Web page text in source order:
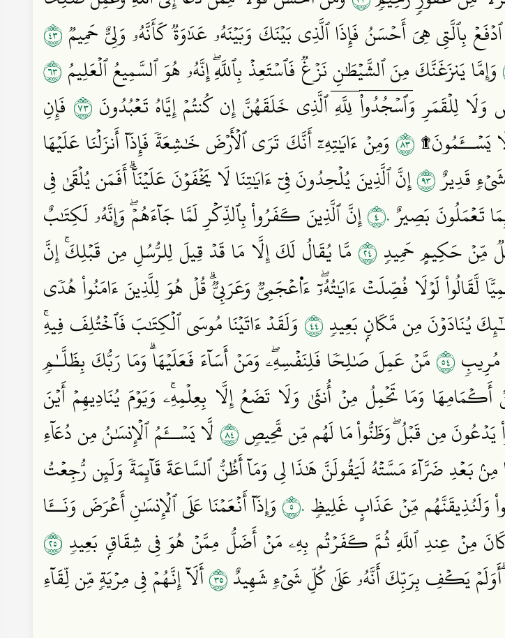
بِٱلَّتِي هِيَ أَحۡسَنُ فَإِذَا ٱلَّذِي بَيۡنَكَ وَبَيۡنَهُۥ عَدَٰوَةٞ كَأَنَّهُۥ وَلِيٌّ حَمِيمٞ٣٤
وَإِمَّا يَنزَغَنَّكَ مِنَ ٱلشَّيۡطَٰنِ نَزۡغٞ فَٱسۡتَعِذۡ بِٱللَّهِۖ إِنَّهُۥ هُوَ ٱلسَّمِيعُ ٱلۡعَلِيمُ٣٦
لِلۡقَمَرِ وَٱسۡجُدُواْۤ لِلَّهِۤ ٱلَّذِي خَلَقَهُنَّ إِن كُنتُمۡ إِيَّاهُ تَعۡبُدُونَ ٣٧ فَإِنِ
يَسۡــَٔمُونَ۩٣٨ وَمِنۡ ءَايَٰتِهِۦٓ أَنَّكَ تَرَى ٱلۡأَرۡضَ خَٰشِعَةٗ فَإِذَآ أَنزَلۡنَا عَلَيۡهَا
قَدِيرٌ٣٩إِنَّ ٱلَّذِينَ يُلۡحِدُونَ فِيٓ ءَايَٰتِنَا لَا يَخۡفَوۡنَ عَلَيۡنَآۗ أَفَمَن يُلۡقَىٰ فِي
تَعۡمَلُونَ بَصِيرٌ٤٠إِنَّ ٱلَّذِينَ كَفَرُواْ بِٱلذِّكۡرِ لَمَّا جَآءَهُمۡۖ وَإِنَّهُۥ لَكِتَٰبٌ
مِّنۡ حَكِيمٍ حَمِيدٖ ٤٢ مَّا يُقَالُ لَكَ إِلَّا مَا قَدۡ قِيلَ لِلرُّسُلِ مِن قَبۡلِكَۚ إِنَّ
لَّقَالُواْ لَوۡلَا فُصِّلَتۡ ءَايَٰتُهُۥٓۖ ءَا۬عۡجَمِيّٞ وَعَرَبِيّٞۗ قُلۡ هُوَ لِلَّذِينَ ءَامَنُواْ هُدٗى
يُنَادَوۡنَ مِن مَّكَانِۭ بَعِيدٖ٤٤ وَلَقَدۡ ءَاتَيۡنَا مُوسَى ٱلۡكِتَٰبَ فَٱخۡتُلِفَ فِيهِۚ
مُرِيبٖ٤٥مَّنۡ عَمِلَ صَٰلِحٗا فَلِنَفۡسِهِۦۖ وَمَنۡ أَسَآءَ فَعَلَيۡهَاۗ وَمَا رَبُّكَ بِظَلَّـٰمٖ
وَمَا تَحۡمِلُ مِنۡ أُنثَىٰ وَلَا تَضَعُ إِلَّا بِعِلۡمِهِۦۚ وَيَوۡمَ يُنَادِيهِمۡ أَيۡنَ
يَدۡعُونَ مِن قَبۡلُۖ وَظَنُّواْ مَا لَهُم مِّن مَّحِيصٖ٤٨ لَّا يَسۡــَٔمُ ٱلۡإِنسَٰنُ مِن دُعَآءِ
مِنۢ بَعۡدِ ضَرَّآءَ مَسَّتۡهُ لَيَقُولَنَّ هَٰذَا لِي وَمَآ أَظُنُّ ٱلسَّاعَةَ قَآئِمَةٗ وَلَئِن رُّجِعۡتُ
وَلَنُذِيقَنَّهُم مِّنۡ عَذَابٍ غَلِيظٖ٥٠وَإِذَآ أَنۡعَمۡنَا عَلَى ٱلۡإِنسَٰنِ أَعۡرَضَ وَنَــَٔا
مِنۡ عِندِ ٱللَّهِ ثُمَّ كَفَرۡتُم بِهِۦ مَنۡ أَضَلُّ مِمَّنۡ هُوَ فِي شِقَاقِۭ بَعِيدٖ ٥٢
أَوَلَمۡ يَكۡفِ بِرَبِّكَ أَنَّهُۥ عَلَىٰ كُلِّ شَيۡءٖ شَهِيدٌ٥٣أَلَآ إِنَّهُمۡ فِي مِرۡيَةٖ مِّن لِّقَآءِ